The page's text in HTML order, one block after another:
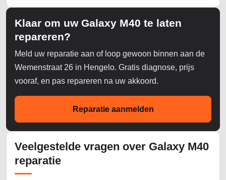
Klaar om uw Galaxy M40 te laten
repareren?
Meld uw reparatie aan of loop gewoon binnen aan de
Wemenstraat 26 in Hengelo. Gratis diagnose, prijs
vooraf, en pas repareren na uw akkoord.
Reparatie aanmelden
Veelgestelde vragen over Galaxy M40
reparatie